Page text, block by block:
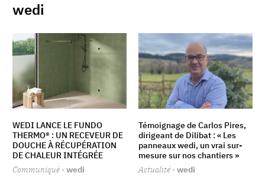
wedi
WEDI LANCE LE FUNDO
THERMO® : UN RECEVEUR DE
DOUCHE À RÉCUPÉRATION
DE CHALEUR INTÉGRÉE
Communiqué · wedi
Témoignage de Carlos Pires,
dirigeant de Dilibat : « Les
panneaux wedi, un vrai sur-
mesure sur nos chantiers »
Actualité · wedi